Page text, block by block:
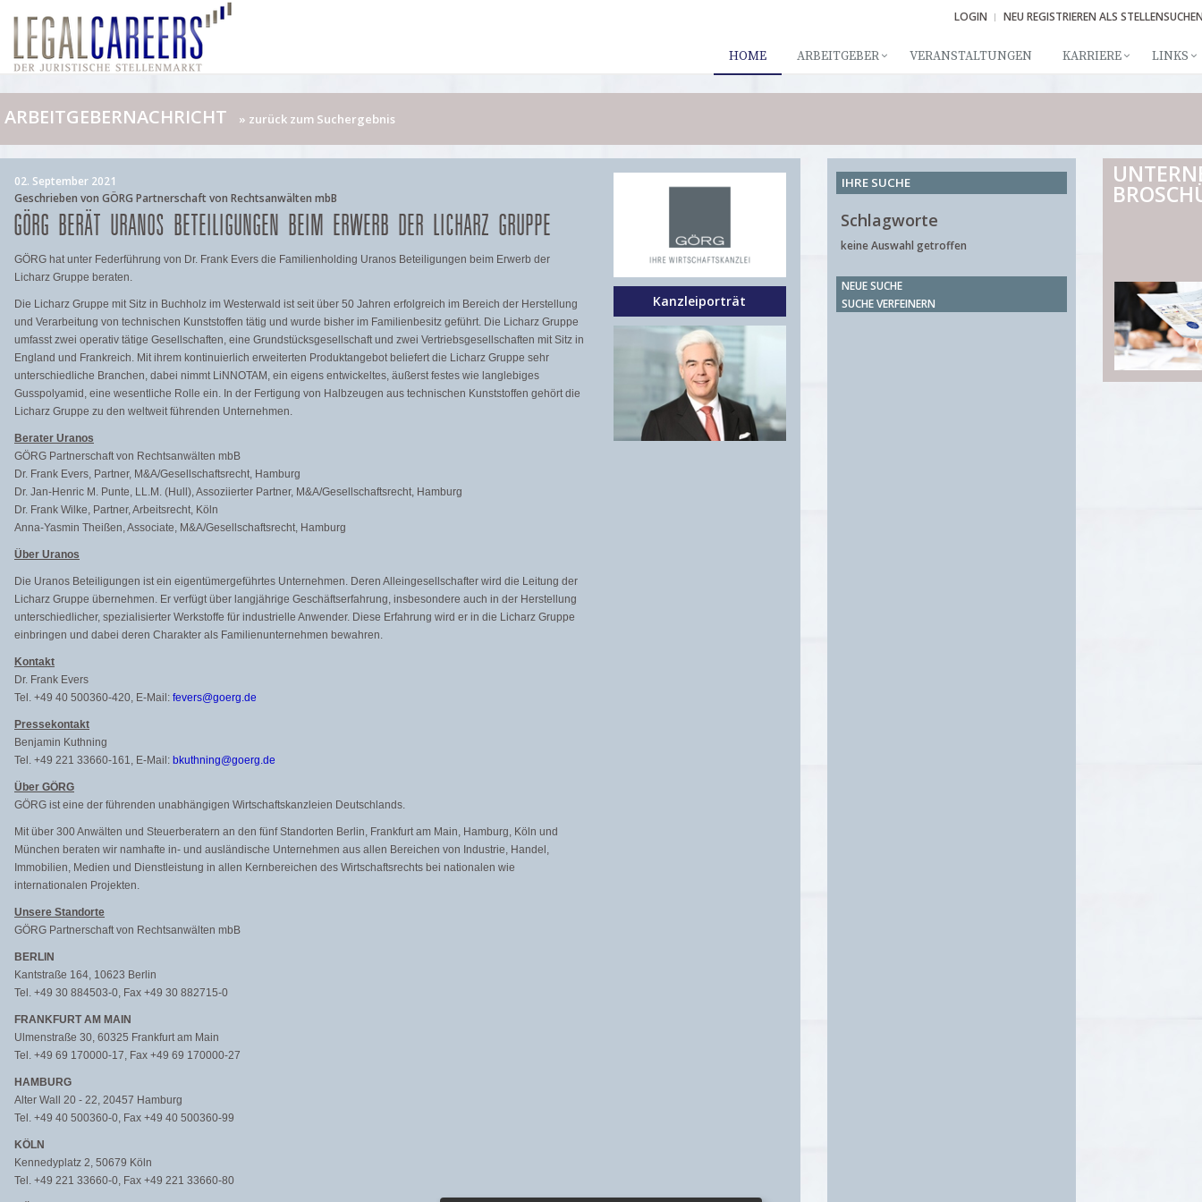
LOGIN NEU REGISTRIEREN ALS
HOME ARBEITGEBER VERANSTALTUNGEN KARRIERE LINKS
ARBEITGEBERNACHRICHT » zurück zum Suchergebnis
02. September 2021
Geschrieben von GÖRG Partnerschaft von Rechtsanwälten mbB
GÖRG BERÄT URANOS BETEILIGUNGEN BEIM ERWERB DER LICHARZ GRUPPE
GÖRG hat unter Federführung von Dr. Frank Evers die Familienholding Uranos Beteiligungen beim Erwerb der
Licharz Gruppe beraten.
Die Licharz Gruppe mit Sitz in Buchholz im Westerwald ist seit über 50 Jahren erfolgreich im Bereich der Herstellung
und Verarbeitung von technischen Kunststoffen tätig und wurde bisher im Familienbesitz geführt. Die Licharz Gruppe
umfasst zwei operativ tätige Gesellschaften, eine Grundstücksgesellschaft und zwei Vertriebsgesellschaften mit Sitz in
England und Frankreich. Mit ihrem kontinuierlich erweiterten Produktangebot beliefert die Licharz Gruppe sehr
unterschiedliche Branchen, dabei nimmt LiNNOTAM, ein eigens entwickeltes, äußerst festes wie langlebiges
Gusspolyamid, eine wesentliche Rolle ein. In der Fertigung von Halbzeugen aus technischen Kunststoffen gehört die
Licharz Gruppe zu den weltweit führenden Unternehmen.
Berater Uranos
GÖRG Partnerschaft von Rechtsanwälten mbB
Dr. Frank Evers, Partner, M&A/Gesellschaftsrecht, Hamburg
Dr. Jan-Henric M. Punte, LL.M. (Hull), Assoziierter Partner, M&A/Gesellschaftsrecht, Hamburg
Dr. Frank Wilke, Partner, Arbeitsrecht, Köln
Anna-Yasmin Theißen, Associate, M&A/Gesellschaftsrecht, Hamburg
Über Uranos
Die Uranos Beteiligungen ist ein eigentümergeführtes Unternehmen. Deren Alleingesellschafter wird die Leitung der
Licharz Gruppe übernehmen. Er verfügt über langjährige Geschäftserfahrung, insbesondere auch in der Herstellung
unterschiedlicher, spezialisierter Werkstoffe für industrielle Anwender. Diese Erfahrung wird er in die Licharz Gruppe
einbringen und dabei deren Charakter als Familienunternehmen bewahren.
Kontakt
Dr. Frank Evers
Tel. +49 40 500360-420, E-Mail: fevers@goerg.de
Pressekontakt
Benjamin Kuthning
Tel. +49 221 33660-161, E-Mail: bkuthning@goerg.de
Über GÖRG
GÖRG ist eine der führenden unabhängigen Wirtschaftskanzleien Deutschlands.
Mit über 300 Anwälten und Steuerberatern an den fünf Standorten Berlin, Frankfurt am Main, Hamburg, Köln und
München beraten wir namhafte in- und ausländische Unternehmen aus allen Bereichen von Industrie, Handel,
Immobilien, Medien und Dienstleistung in allen Kernbereichen des Wirtschaftsrechts bei nationalen wie
internationalen Projekten.
Unsere Standorte
GÖRG Partnerschaft von Rechtsanwälten mbB
BERLIN
Kantstraße 164, 10623 Berlin
Tel. +49 30 884503-0, Fax +49 30 882715-0
FRANKFURT AM MAIN
Ulmenstraße 30, 60325 Frankfurt am Main
Tel. +49 69 170000-17, Fax +49 69 170000-27
HAMBURG
Alter Wall 20 - 22, 20457 Hamburg
Tel. +49 40 500360-0, Fax +49 40 500360-99
KÖLN
Kennedyplatz 2, 50679 Köln
Tel. +49 221 33660-0, Fax +49 221 33660-80
Kanzleiporträt
IHRE SUCHE
Schlagworte
keine Auswahl getroffen
NEUE SUCHE
SUCHE VERFEINERN